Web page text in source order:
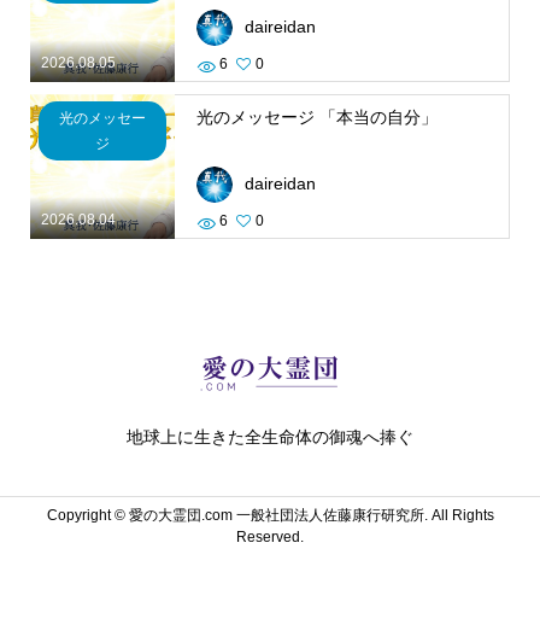
2026.08.05
daireidan
6 0
2026.08.04
光のメッセー
ジ
光のメッセージ 「本当の自分」
daireidan
6 0
地球上に生きた全生命体の御魂へ捧ぐ
Copyright ©愛の大霊団.com 一般社団法人佐藤康行研究所. All Rights
Reserved.